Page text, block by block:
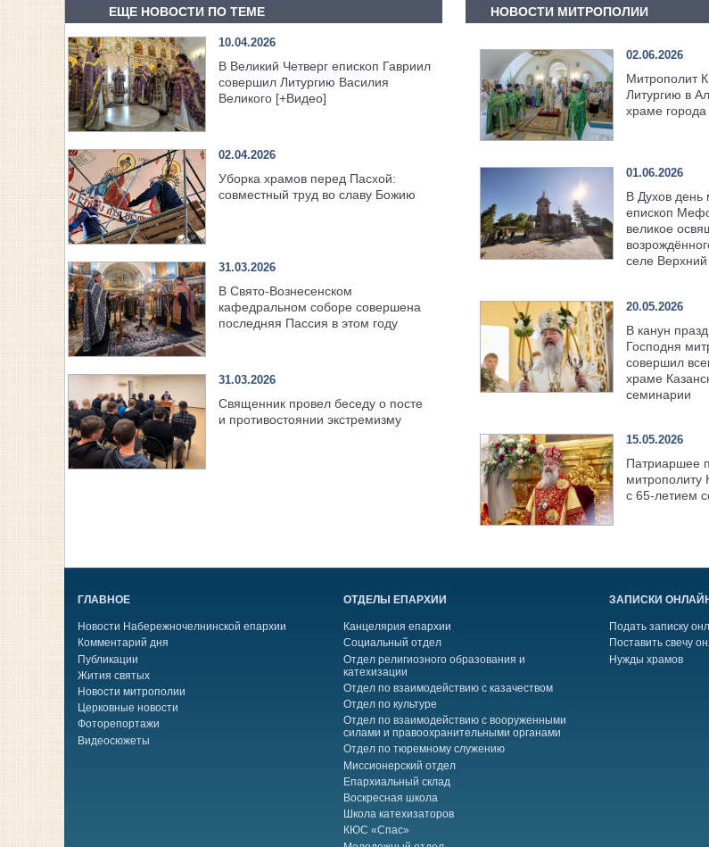
ЕЩЕ НОВОСТИ ПО ТЕМЕ
10.04.2026
В Великий Четверг епископ Гавриил
совершил Литургию Василия
Великого [+Видео]
02.04.2026
Уборка храмов перед Пасхой:
совместный труд во славу Божию
31.03.2026
В Свято-Вознесенском
кафедральном соборе совершена
последняя Пассия в этом году
31.03.2026
Священник провел беседу о посте
и противостоянии экстремизму
НОВОСТИ МИТРОПОЛИИ
02.06.2026
Митрополит
Литургию в
храме города
01.06.2026
В Духов день
епископ
великое
селе
20.05.2026
В канун
Господня
совершил
храме
семинарии
15.05.2026
Патриаршее
митрополиту
с 65-летием
ГЛАВНОЕ
Новости Набережночелнинской епархии
Комментарий дня
Публикации
Жития святых
Новости митрополии
Церковные новости
Фоторепортажи
Видеосюжеты
ОТДЕЛЫ ЕПАРХИИ
Канцелярия епархии
Социальный отдел
Отдел религиозного образования и
катехизации
Отдел по взаимодействию с казачеством
Отдел по культуре
Отдел по взаимодействию с вооруженными
силами и правоохранительными органами
Отдел по тюремному служению
Миссионерский отдел
Епархиальный склад
Воскресная школа
Школа катехизаторов
КЮС «Спас»
ЗАПИСКИ
Подать записку
Поставить свечу
Нужды храмов